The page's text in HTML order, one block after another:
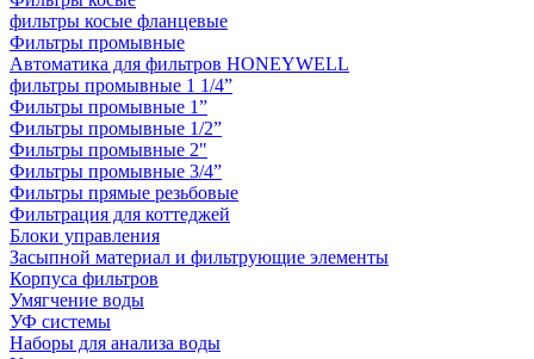
фильтры косые фланцевые
Фильтры промывные
Автоматика для фильтров HONEYWELL
фильтры промывные 1 1/4”
Фильтры промывные 1”
Фильтры промывные 1/2”
Фильтры промывные 2"
Фильтры промывные 3/4”
Фильтры прямые резьбовые
Фильтрация для коттеджей
Блоки управления
Засыпной материал и фильтрующие элементы
Корпуса фильтров
Умягчение воды
УФ системы
Наборы для анализа воды